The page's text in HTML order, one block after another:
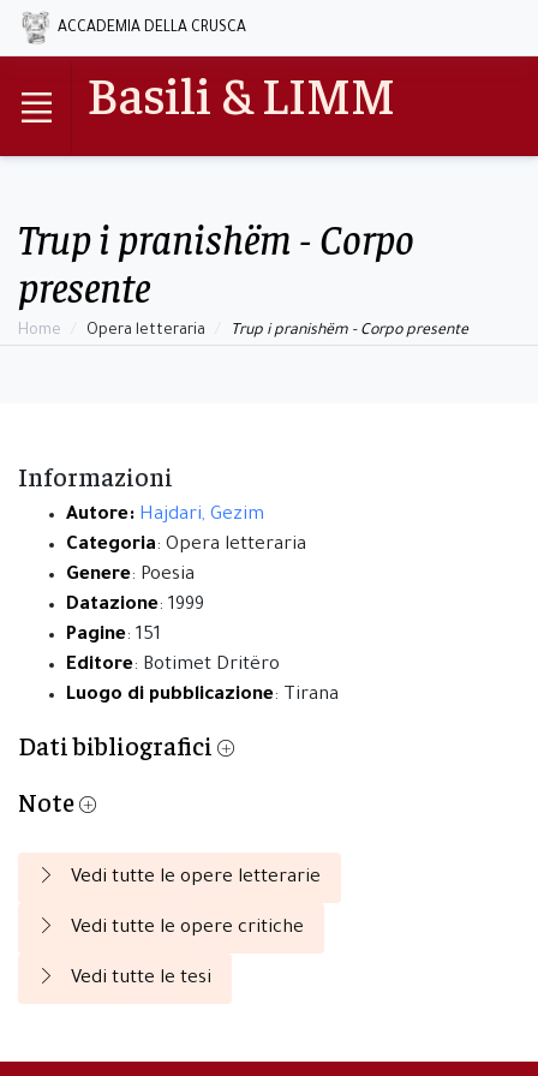
ACCADEMIA DELLA CRUSCA
Basili & LIMM
Trup i pranishëm - Corpo
presente
Home Opera letteraria Trup i pranishëm - Corpo presente
Informazioni
Autore: Hajdari, Gezim
Categoria: Opera letteraria
Genere: Poesia
Datazione: 1999
Pagine: 151
Editore: Botimet Dritëro
Luogo di pubblicazione: Tirana
Dati bibliografici
Note
Vedi tutte le opere letterarie
Vedi tutte le opere critiche
Vedi tutte le tesi